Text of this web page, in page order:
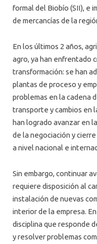
formal del Biobío (SII), e
de mercancías de la
En los últimos 2 años,
agro, ya han enfrentado
transformación: se han
plantas de proceso y
problemas en la cadena
transporte y cambios en
han logrado avanzar en
de la negociación y
a nivel nacional e
Sin embargo, continuar
requiere disposición al
instalación de nuevas
interior de la empresa.
disciplina que responde
y resolver problemas